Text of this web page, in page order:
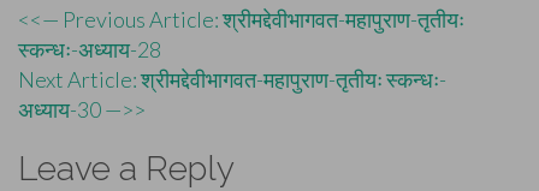
Post
navigation
<<— Previous Article: श्रीमद्देवीभागवत-महापुराण-तृतीयः
स्कन्धः-अध्याय-28
Next Article: श्रीमद्देवीभागवत-महापुराण-तृतीयः स्कन्धः-
अध्याय-30 —>>
Leave a Reply